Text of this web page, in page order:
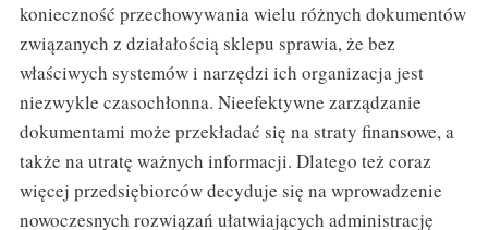
konieczność przechowywania wielu różnych dokumentów
związanych z działałością sklepu sprawia, że bez
właściwych systemów i narzędzi ich organizacja jest
niezwykle czasochłonna. Nieefektywne zarządzanie
dokumentami może przekładać się na straty finansowe, a
także na utratę ważnych informacji. Dlatego też coraz
więcej przedsiębiorców decyduje się na wprowadzenie
nowoczesnych rozwiązań ułatwiających administrację